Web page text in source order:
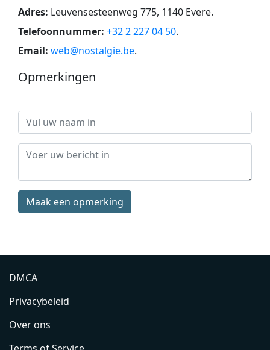
Adres: Leuvensesteenweg 775, 1140 Evere.
Telefoonnummer: +32 2 227 04 50.
Email: web@nostalgie.be.
Opmerkingen
Maak een opmerking
DMCA
Privacybeleid
Over ons